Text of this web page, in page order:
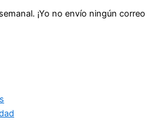
¡Yo no envío ningún correo